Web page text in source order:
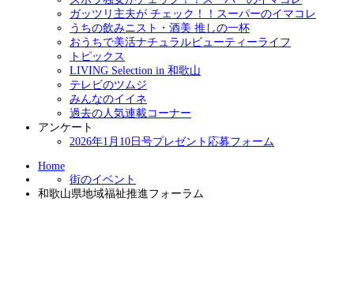
ガッツリ主夫が チェック！！スーパーのイマコレ
うちの飲みニスト・酒美 推しの一杯
おうちで美活ナチュラルビューティーライフ
トピックス
LIVING Selection in 和歌山
テレビのツムジ
みんなのイイネ
過去の人気連載コーナー
アンケート
2026年1月10日号プレゼント応募フォーム
Home
街のイベント
和歌山県地域福祉推進フォーラム